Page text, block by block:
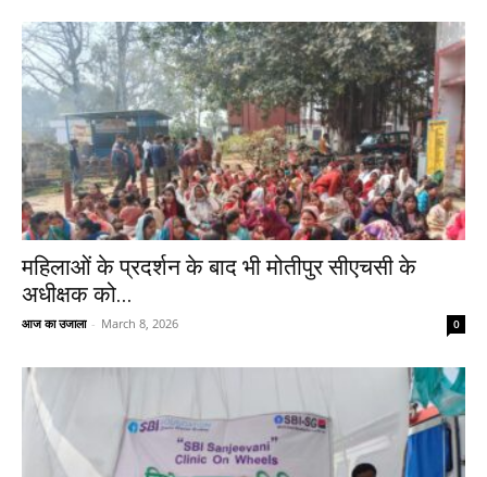
महिलाओं के प्रदर्शन के बाद भी मोतीपुर सीएचसी के
अधीक्षक को...
आज का उजाला - March 8, 2026 0